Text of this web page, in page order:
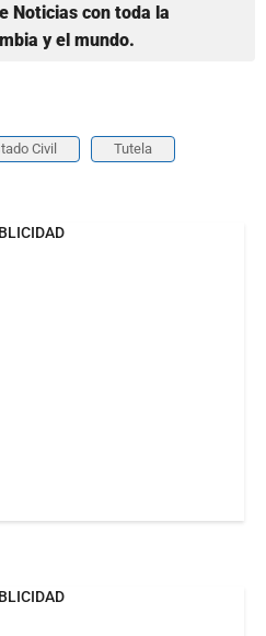
Noticias con toda la
y el mundo.
Civil Tutela